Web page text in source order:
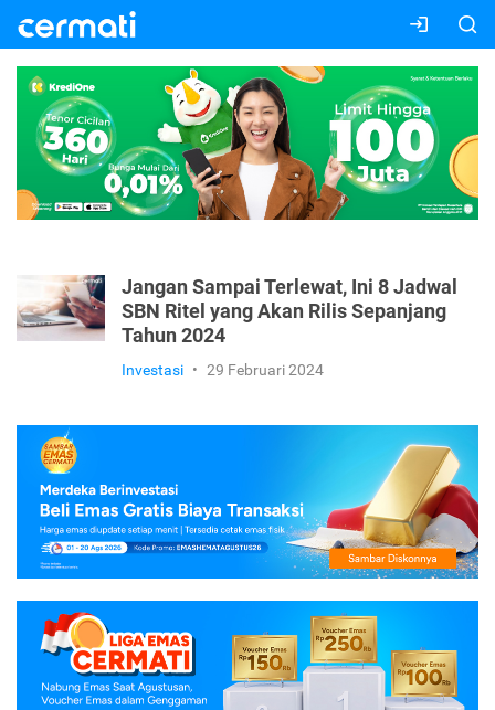
Jangan Sampai Terlewat, Ini 8 Jadwal
SBN Ritel yang Akan Rilis Sepanjang
Tahun 2024
Investasi • 29 Februari 2024